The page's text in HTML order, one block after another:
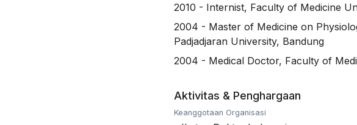
2010 - Internist, Faculty of Medicine
2004 - Master of Medicine on
Padjadjaran University, Bandung
2004 - Medical Doctor, Faculty of
Aktivitas & Penghargaan
Keanggotaan Organisasi